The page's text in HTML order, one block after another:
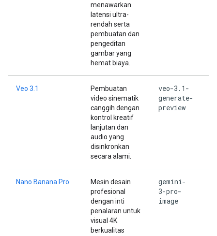
menawarkan
latensi ultra-
rendah serta
pembuatan dan
pengeditan
gambar yang
hemat biaya.
Veo 3.1
Pembuatan
video sinematik
canggih dengan
kontrol kreatif
lanjutan dan
audio yang
disinkronkan
secara alami.
veo-3.1-
generate-
preview
Nano Banana Pro
Mesin desain
profesional
dengan inti
penalaran untuk
visual 4K
berkualitas
gemini-
3-pro-
image